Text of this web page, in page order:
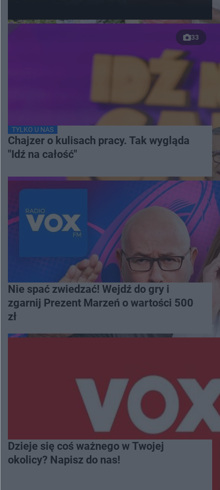
33
TYLKO U NAS
Chajzer o kulisach pracy. Tak wygląda
"Idź na całość"
Nie spać zwiedzać! Wejdź do gry i
zgarnij Prezent Marzeń o wartości 500
zł
Dzieje się coś ważnego w Twojej
okolicy? Napisz do nas!